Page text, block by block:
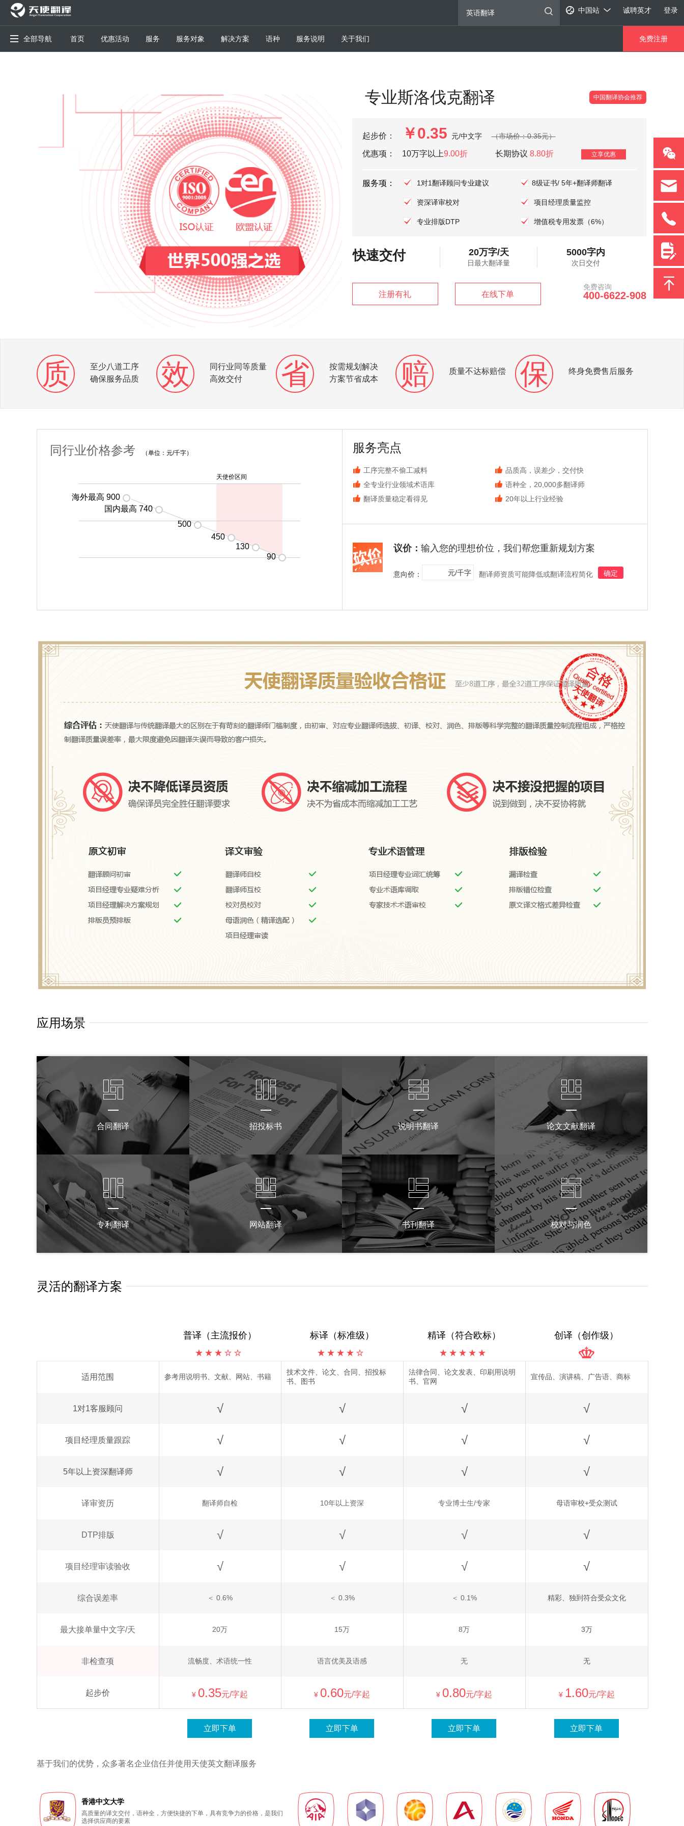
诚聘英才 登录
中国站
全部导航 首页 优惠活动 服务 服务对象 解决方案 语种 服务说明 关于我们 免费注册
专业斯洛伐克翻译 中国翻译协会推荐
起步价： ￥0.35 元/中文字 （市场价：0.35元）
优惠项： 10万字以上9.00折 长期协议 8.80折 立享优惠
服务项： 1对1翻译顾问专业建议 8级证书/ 5年+翻译师翻译
资深译审校对 项目经理质量监控
专业排版DTP 增值税专用发票（6%）
快速交付 20万字/天
日最大翻译量
5000字内
次日交付
注册有礼 在线下单
免费咨询
400-6622-908
质
至少八道工序
确保服务品质
效
同行业同等质量
高效交付
省
按需规划解决
方案节省成本
赔 质量不达标赔偿 保 终身免费售后服务
同行业价格参考 （单位：元/千字）
天使价区间
海外最高 900
国内最高 740
500
450
130
90
服务亮点
工序完整不偷工减料
品质高，误差少，交付快
全专业行业领域术语库
语种全，20,000多翻译师
翻译质量稳定看得见
20年以上行业经验
议价： 输入您的理想价位，我们帮您重新规划方案
意向价： 元/千字 翻译师资质可能降低或翻译流程简化 确定
应用场景
合同翻译 招投标书 说明书翻译 论文文献翻译
专利翻译 网站翻译 书刊翻译 校对与润色
灵活的翻译方案
普译（主流报价） 标译（标准级） 精译（符合欧标） 创译（创作级）
适用范围 参考用说明书、文献、网站、书籍
技术文件、论文、合同、招投标
书、图书
法律合同、论文发表、印刷用说明
书、官网
宣传品、演讲稿、广告语、商标
1对1客服顾问 √ √ √ √
项目经理质量跟踪 √ √ √ √
5年以上资深翻译师 √ √ √ √
译审资历 翻译师自检 10年以上资深 专业博士生/专家 母语审校+受众测试
DTP排版 √ √ √ √
项目经理审读验收 √ √ √ √
综合误差率 ＜ 0.6% ＜ 0.3% ＜ 0.1% 精彩、独到符合受众文化
最大接单量中文字/天 20万 15万 8万 3万
非检查项 流畅度、术语统一性 语言优美及语感 无 无
起步价 ¥ 0.35元/字起 ¥ 0.60元/字起 ¥ 0.80元/字起 ¥ 1.60元/字起
立即下单 立即下单 立即下单 立即下单
基于我们的优势，众多著名企业信任并使用天使英文翻译服务
香港中文大学
高质量的译文交付，语种全，方便快捷的下单，具有竞争力的价格，是我们
选择供应商的要素